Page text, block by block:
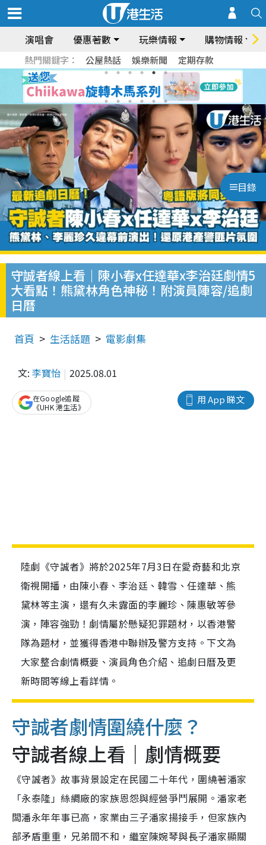
演唱會 優惠著數 玩樂情報 購物情報
熱門關鍵字： 公屋熱話 娛樂新聞 定期存款
目錄
守誠者線上看｜陳小春x任達華x李治廷劇情5
大看點！熊黛林角色神秘！附演員陣容/追劇
日曆
首頁 生活話題 電影劇集
文: 李寶怡 2025.08.01
用 App 睇文
在Google追蹤
《UHK 港生活》
陸劇《守誠者》將於2025年7月3日在愛奇藝和北京
衛視開播，由陳小春、李治廷、韓雪、任達華、熊
黛林等主演，還有久未露面的李麗珍、陳惠敏等參
演，陣容強勁！劇情屬於懸疑犯罪題材，以香港警
隊為題材，並獲得香港中聯辦及警方支持。下文為
大家整合劇情概要、演員角色介紹、追劇日曆及更
新時間等線上看詳情。
守誠者劇情圍繞什麼？
守誠者線上看｜劇情概要
《守誠者》故事背景設定在民國二十年代，圍繞著潘家
「永泰隆」絲綢廠的家族恩怨與經營爭鬥展開。潘家老
闆潘永年年事已高，家業由三子潘家揚接手，但家族內
部矛盾重重，兄弟間不和，繼室陳婉琴與長子潘家顯關